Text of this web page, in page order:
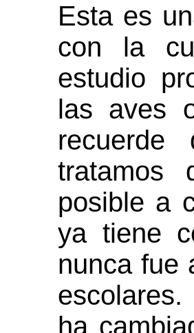
Esta es
con la
estudio
las aves
recuerde
tratamos
posible a
ya tiene
nunca fue
ha